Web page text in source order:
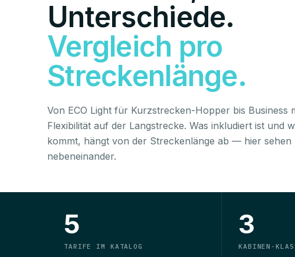
Unterschiede.
Vergleich pro
Streckenlänge.
Von ECO Light für Kurzstrecken-Hopper bis Business
Flexibilität auf der Langstrecke. Was inkludiert ist und
kommt, hängt von der Streckenlänge ab — hier sehen
nebeneinander.
5
TARIFE IM KATALOG
3
KABINEN-